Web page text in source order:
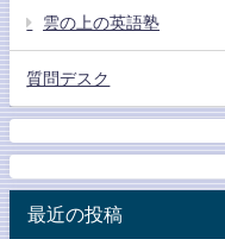
雲の上の英語塾
質問デスク
最近の投稿